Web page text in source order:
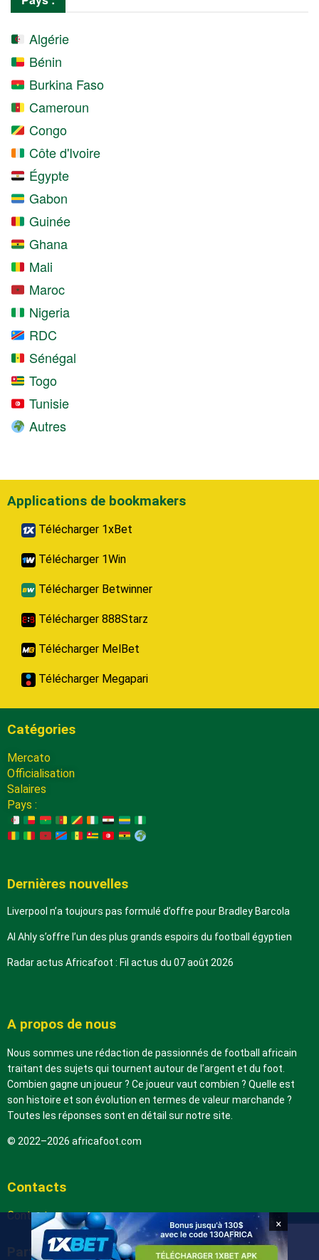
Algérie
Bénin
Burkina Faso
Cameroun
Congo
Côte d'Ivoire
Égypte
Gabon
Guinée
Ghana
Mali
Maroc
Nigeria
RDC
Sénégal
Togo
Tunisie
Autres
Applications de bookmakers
Télécharger 1xBet
Télécharger 1Win
Télécharger Betwinner
Télécharger 888Starz
Télécharger MelBet
Télécharger Megapari
Catégories
Mercato
Officialisation
Salaires
Pays :
Dernières nouvelles
Liverpool n’a toujours pas formulé d’offre pour Bradley Barcola
Al Ahly s’offre l’un des plus grands espoirs du football égyptien
Radar actus Africafoot : Fil actus du 07 août 2026
A propos de nous
Nous sommes une rédaction de passionnés de football africain
traitant des sujets qui tournent autour de l’argent et du foot.
Combien gagne un joueur ? Ce joueur vaut combien ? Quelle est
son histoire et son évolution en termes de valeur marchande ?
Toutes les réponses sont en détail sur notre site.
© 2022–2026 africafoot.com
Contacts
Contactez-nous
Partenaires
×